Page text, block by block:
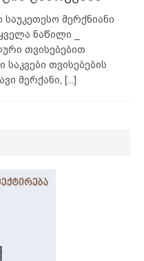
მერქნიანი
ნაწილი _
თვისებებით
საკვები თვისებების
მერქანი,
[...]